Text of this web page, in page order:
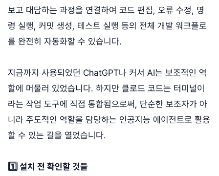
보고 대답하는 과정을 연결하여 코드 편집, 오류 수정, 명
령 실행, 커밋 생성, 테스트 실행 등의 전체 개발 워크플로
를 완전히 자동화할 수 있습니다.
지금까지 사용되었던 ChatGPT나 커서 AI는 보조적인 역
할에 머물러 있었습니다. 하지만 클로드 코드는 터미널이
라는 작업 도구에 직접 통합됨으로써, 단순한 보조자가 아
니라 주도적인 역할을 담당하는 인공지능 에이전트로 활용
할 수 있는 길을 열었습니다.
1️⃣ 설치 전 확인할 것들